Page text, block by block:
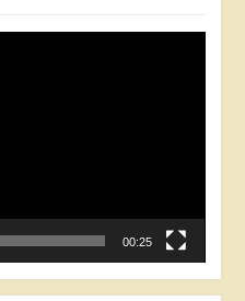
00:25